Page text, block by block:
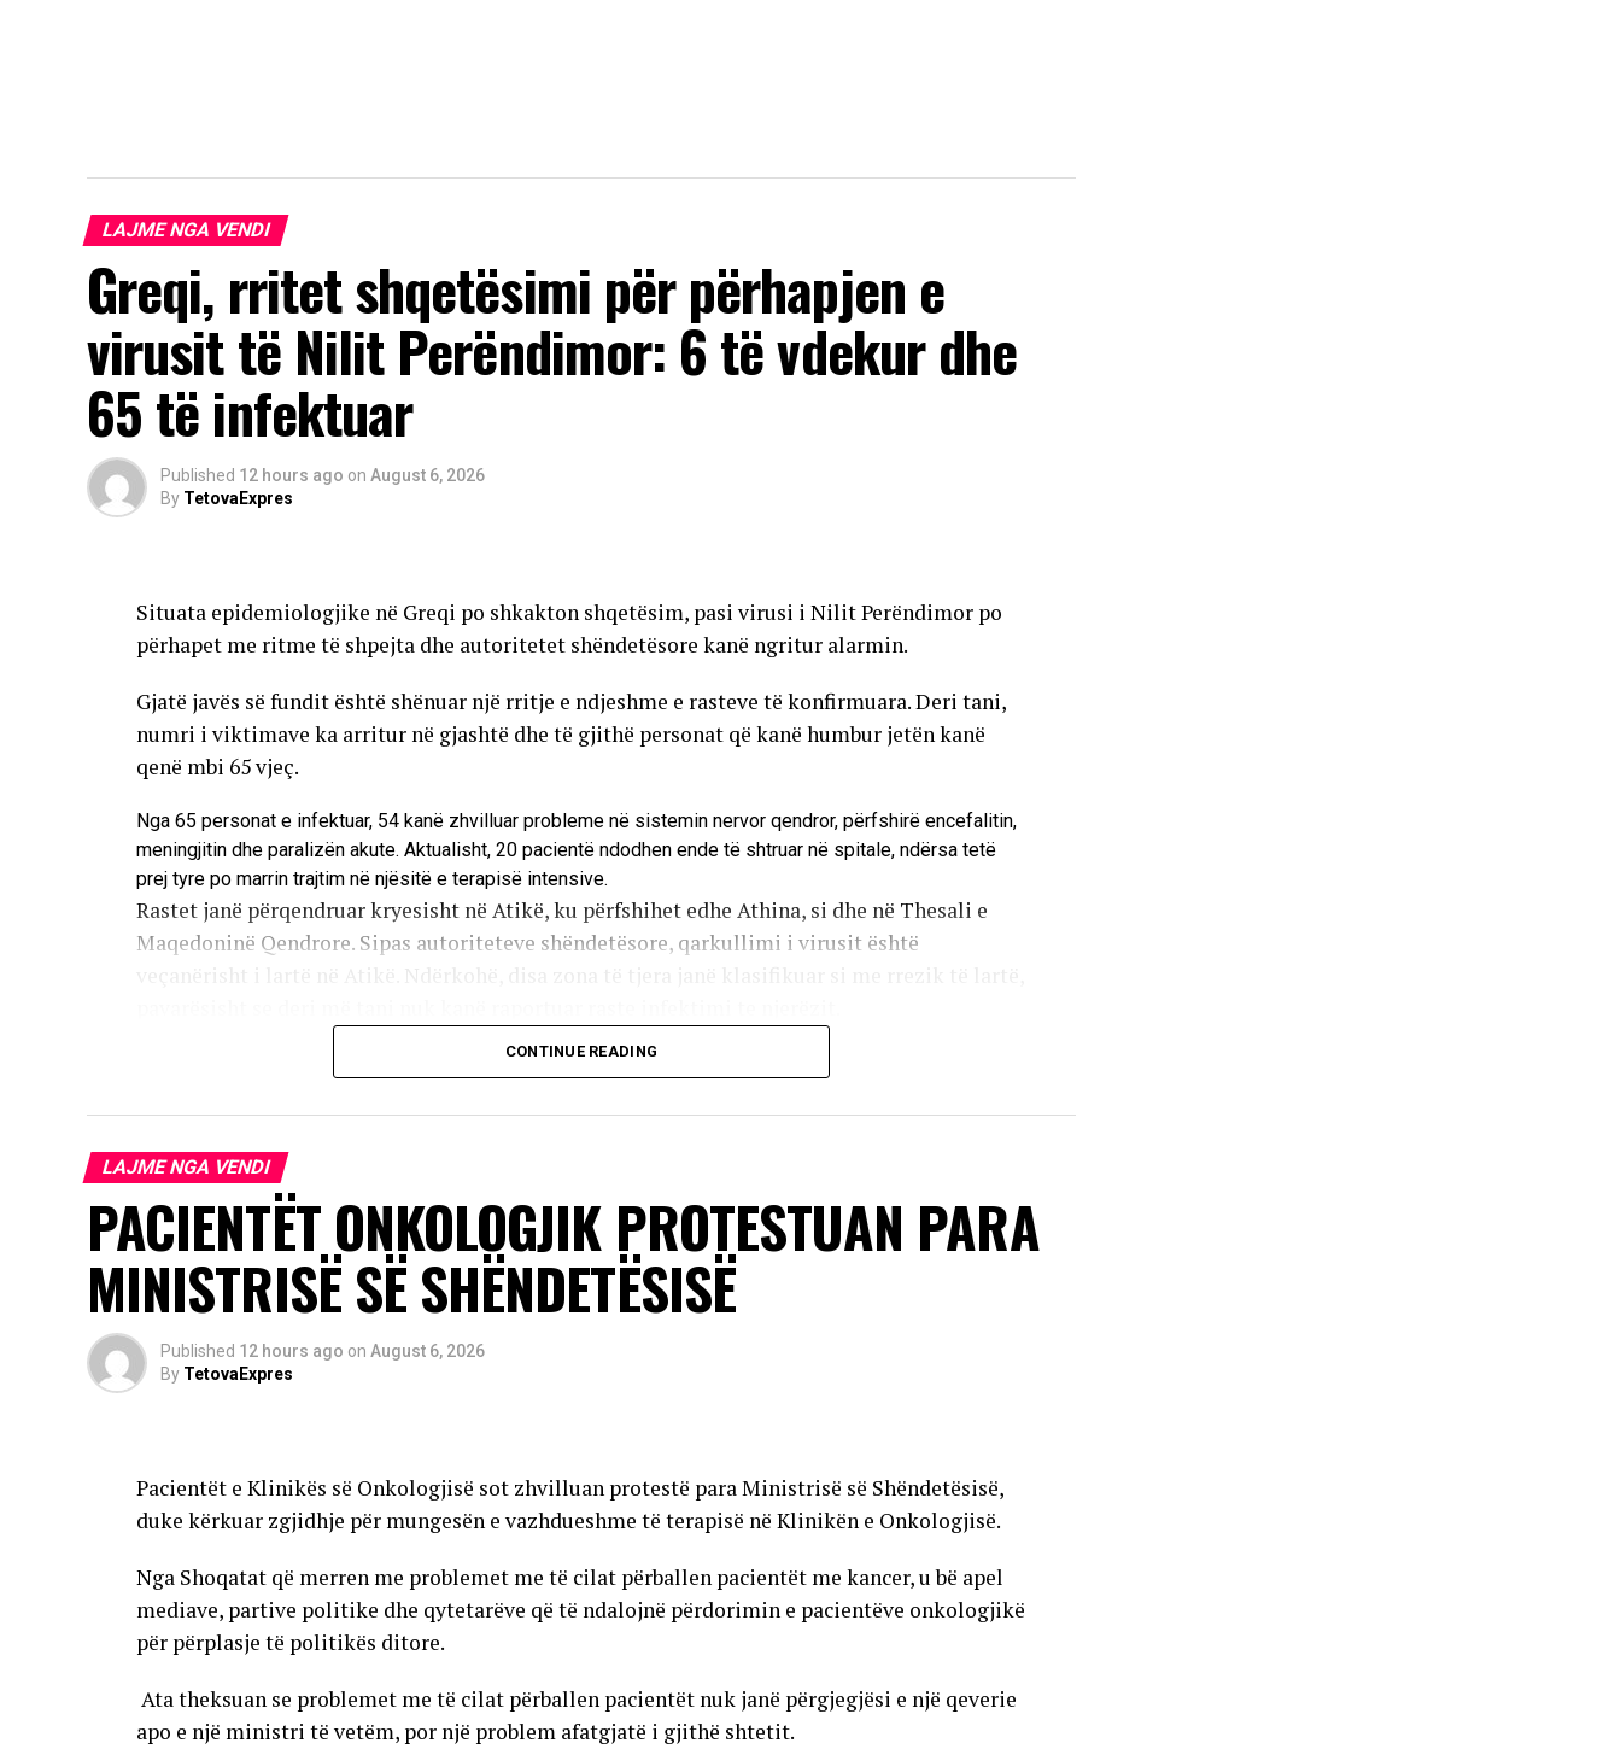
LAJME NGA VENDI
Greqi, rritet shqetësimi për përhapjen e
virusit të Nilit Perëndimor: 6 të vdekur dhe
65 të infektuar
Published 12 hours ago on August 6, 2026
By TetovaExpres
Situata epidemiologjike në Greqi po shkakton shqetësim, pasi virusi i Nilit Perëndimor po
përhapet me ritme të shpejta dhe autoritetet shëndetësore kanë ngritur alarmin.
Gjatë javës së fundit është shënuar një rritje e ndjeshme e rasteve të konfirmuara. Deri tani,
numri i viktimave ka arritur në gjashtë dhe të gjithë personat që kanë humbur jetën kanë
qenë mbi 65 vjeç.
Nga 65 personat e infektuar, 54 kanë zhvilluar probleme në sistemin nervor qendror, përfshirë encefalitin,
meningjitin dhe paralizën akute. Aktualisht, 20 pacientë ndodhen ende të shtruar në spitale, ndërsa tetë
prej tyre po marrin trajtim në njësitë e terapisë intensive.
Rastet janë përqendruar kryesisht në Atikë, ku përfshihet edhe Athina, si dhe në Thesali e
Maqedoninë Qendrore. Sipas autoriteteve shëndetësore, qarkullimi i virusit është
Infeksioni transmetohet kryesisht përmes pickimit të mushkonjave që mbartin virusin. Këto
më e madhe e të tjerëve shfaqin një formë të lehtë të sëmundjes, të ngjashme me gripin. Më
pak se një për qind e të prekurve zhvillojnë komplikacione të rënda neurologjike.
Rreziku më i madh u kanoset të moshuarve, personave që vuajnë nga sëmundje kronike dhe individëve
me imunitet të dobësuar.
Autoritetet kanë bërë të ditur se sezoni i transmetimit nuk ka përfunduar ende dhe se raste
të reja mund të shfaqen edhe në rajone të tjera të vendit.
CONTINUE READING
LAJME NGA VENDI
PACIENTËT ONKOLOGJIK PROTESTUAN PARA
MINISTRISË SË SHËNDETËSISË
Published 12 hours ago on August 6, 2026
By TetovaExpres
Pacientët e Klinikës së Onkologjisë sot zhvilluan protestë para Ministrisë së Shëndetësisë,
duke kërkuar zgjidhje për mungesën e vazhdueshme të terapisë në Klinikën e Onkologjisë.
Nga Shoqatat që merren me problemet me të cilat përballen pacientët me kancer, u bë apel
mediave, partive politike dhe qytetarëve që të ndalojnë përdorimin e pacientëve onkologjikë
për përplasje të politikës ditore.
Ata theksuan se problemet me të cilat përballen pacientët nuk janë përgjegjësi e një qeverie
apo e një ministri të vetëm, por një problem afatgjatë i gjithë shtetit.